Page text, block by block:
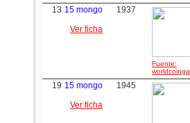
13 15 mongo
Ver ficha
1937
Fuente:
19 15 mongo
Ver ficha
1945